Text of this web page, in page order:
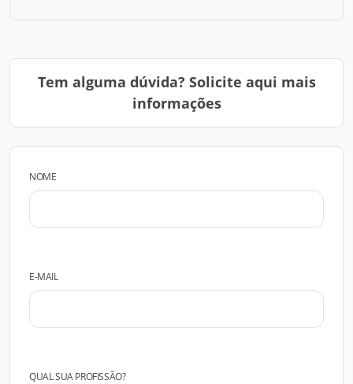
Tem alguma dúvida? Solicite aqui mais
informações
NOME
E-MAIL
QUAL SUA PROFISSÃO?